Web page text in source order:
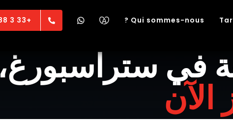
Qui sommes-nous ?
+33 3 88 36 13 13
في ستراسبورغ،
الآن